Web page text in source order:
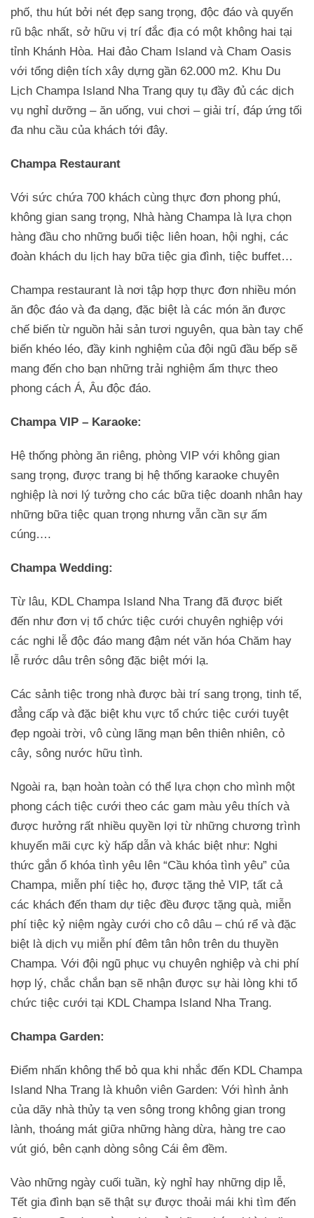
phố, thu hút bởi nét đẹp sang trọng, độc đáo và quyến
rũ bậc nhất, sở hữu vị trí đắc địa có một không hai tại
tỉnh Khánh Hòa. Hai đảo Cham Island và Cham Oasis
với tổng diện tích xây dựng gần 62.000 m2. Khu Du
Lịch Champa Island Nha Trang quy tụ đầy đủ các dịch
vụ nghỉ dưỡng – ăn uống, vui chơi – giải trí, đáp ứng tối
đa nhu cầu của khách tới đây.
Champa Restaurant
Với sức chứa 700 khách cùng thực đơn phong phú,
không gian sang trọng, Nhà hàng Champa là lựa chọn
hàng đầu cho những buổi tiệc liên hoan, hội nghị, các
đoàn khách du lịch hay bữa tiệc gia đình, tiệc buffet…
Champa restaurant là nơi tập hợp thực đơn nhiều món
ăn độc đáo và đa dạng, đặc biệt là các món ăn được
chế biến từ nguồn hải sản tươi nguyên, qua bàn tay chế
biến khéo léo, đầy kinh nghiệm của đội ngũ đầu bếp sẽ
mang đến cho bạn những trải nghiệm ẩm thực theo
phong cách Á, Âu độc đáo.
Champa VIP – Karaoke:
Hệ thống phòng ăn riêng, phòng VIP với không gian
sang trọng, được trang bị hệ thống karaoke chuyên
nghiệp là nơi lý tưởng cho các bữa tiệc doanh nhân hay
những bữa tiệc quan trọng nhưng vẫn cần sự ấm
cúng….
Champa Wedding:
Từ lâu, KDL Champa Island Nha Trang đã được biết
đến như đơn vị tổ chức tiệc cưới chuyên nghiệp với
các nghi lễ độc đáo mang đậm nét văn hóa Chăm hay
lễ rước dâu trên sông đặc biệt mới lạ.
Các sảnh tiệc trong nhà được bài trí sang trọng, tinh tế,
đẳng cấp và đặc biệt khu vực tổ chức tiệc cưới tuyệt
đẹp ngoài trời, vô cùng lãng mạn bên thiên nhiên, cỏ
cây, sông nước hữu tình.
Ngoài ra, bạn hoàn toàn có thể lựa chọn cho mình một
phong cách tiệc cưới theo các gam màu yêu thích và
được hưởng rất nhiều quyền lợi từ những chương trình
khuyến mãi cực kỳ hấp dẫn và khác biệt như: Nghi
thức gắn ổ khóa tình yêu lên “Cầu khóa tình yêu” của
Champa, miễn phí tiệc họ, được tặng thẻ VIP, tất cả
các khách đến tham dự tiệc đều được tặng quà, miễn
phí tiệc kỷ niệm ngày cưới cho cô dâu – chú rể và đặc
biệt là dịch vụ miễn phí đêm tân hôn trên du thuyền
Champa. Với đội ngũ phục vụ chuyên nghiệp và chi phí
hợp lý, chắc chắn bạn sẽ nhận được sự hài lòng khi tổ
chức tiệc cưới tại KDL Champa Island Nha Trang.
Champa Garden:
Điểm nhấn không thể bỏ qua khi nhắc đến KDL Champa
Island Nha Trang là khuôn viên Garden: Với hình ảnh
của dãy nhà thủy tạ ven sông trong không gian trong
lành, thoáng mát giữa những hàng dừa, hàng tre cao
vút gió, bên cạnh dòng sông Cái êm đềm.
Vào những ngày cuối tuần, kỳ nghỉ hay những dịp lễ,
Tết gia đình bạn sẽ thật sự được thoải mái khi tìm đến